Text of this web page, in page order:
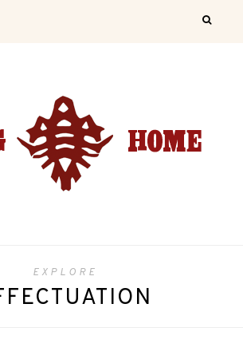
EXPLORE